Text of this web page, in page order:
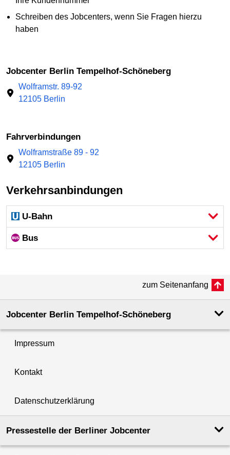
Schreiben des Jobcenters, wenn Sie Fragen hierzu
haben
Jobcenter Berlin Tempelhof-Schöneberg
Wolframstr. 89-92
12105 Berlin
Fahrverbindungen
Wolframstraße 89 - 92
12105 Berlin
Verkehrsanbindungen
U-Bahn
Bus
zum Seitenanfang
Jobcenter Berlin Tempelhof-Schöneberg
Impressum
Kontakt
Datenschutzerklärung
Pressestelle der Berliner Jobcenter